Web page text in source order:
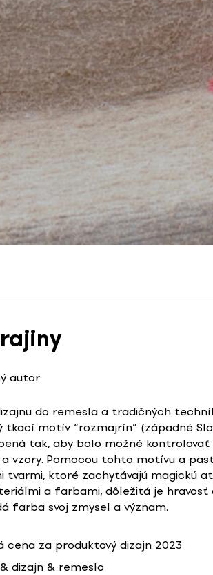
autor
do remesla a tradičných
tkací motív “rozmajrín” (západné
tak, aby bolo možné
vzory. Pomocou tohto motívu a
tvarmi, ktoré zachytávajú magickú
a farbami, dôležitá je
farba svoj zmysel a význam.
cena za produktový dizajn 2023
dizajn & remeslo